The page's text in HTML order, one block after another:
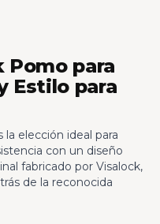
Pomo para
Estilo para
la elección ideal para
con un diseño
fabricado por Visalock,
de la reconocida